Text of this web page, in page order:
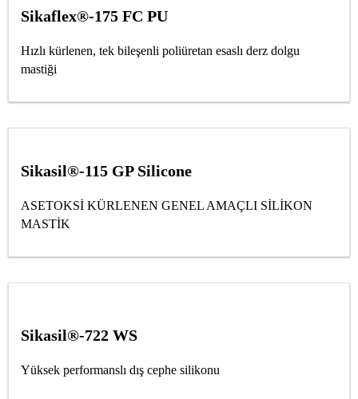
Sikaflex®-175 FC PU
Hızlı kürlenen, tek bileşenli poliüretan esaslı derz dolgu
mastiği
Sikasil®-115 GP Silicone
ASETOKSİ KÜRLENEN GENEL AMAÇLI SİLİKON
MASTİK
Sikasil®-722 WS
Yüksek performanslı dış cephe silikonu